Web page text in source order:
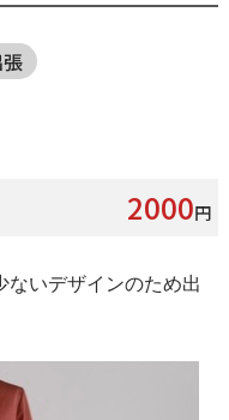
2000円
ないデザインのため出